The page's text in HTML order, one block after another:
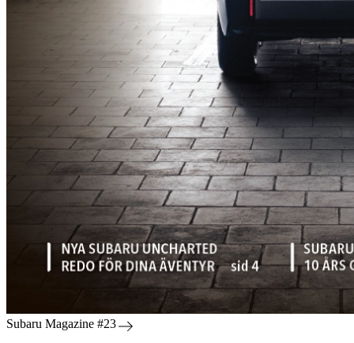
Subaru Magazine #23